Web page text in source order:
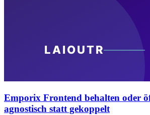
Emporix Frontend behalten oder
agnostisch statt gekoppelt